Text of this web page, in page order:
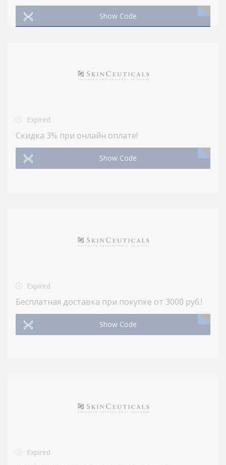
Show Code
Expired
Скидка 3% при онлайн оплате!
Show Code
Expired
Бесплатная доставка при покупке от 3000 руб.!
Show Code
Expired